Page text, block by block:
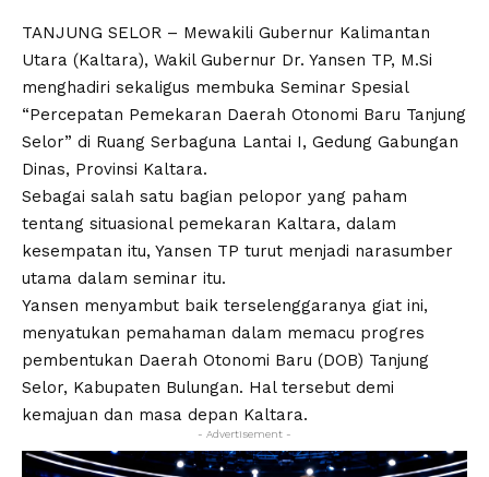
TANJUNG SELOR – Mewakili Gubernur Kalimantan
Utara (Kaltara), Wakil Gubernur Dr. Yansen TP, M.Si
menghadiri sekaligus membuka Seminar Spesial
“Percepatan Pemekaran Daerah Otonomi Baru Tanjung
Selor” di Ruang Serbaguna Lantai I, Gedung Gabungan
Dinas, Provinsi Kaltara.
Sebagai salah satu bagian pelopor yang paham
tentang situasional pemekaran Kaltara, dalam
kesempatan itu, Yansen TP turut menjadi narasumber
utama dalam seminar itu.
Yansen menyambut baik terselenggaranya giat ini,
menyatukan pemahaman dalam memacu progres
pembentukan Daerah Otonomi Baru (DOB) Tanjung
Selor, Kabupaten Bulungan. Hal tersebut demi
kemajuan dan masa depan Kaltara.
- Advertisement -